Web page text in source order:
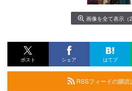
画像を全て表示（2
ポスト シェア はてブ
RSSフィードの購読